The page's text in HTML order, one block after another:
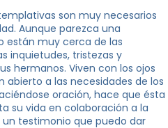
son muy necesarios
Aunque parezca una
están muy cerca de las
inquietudes, tristezas y
hermanos. Viven con los ojos
abierto a las necesidades de los
oración, hace que ésta
su vida en colaboración a la
testimonio que puedo dar